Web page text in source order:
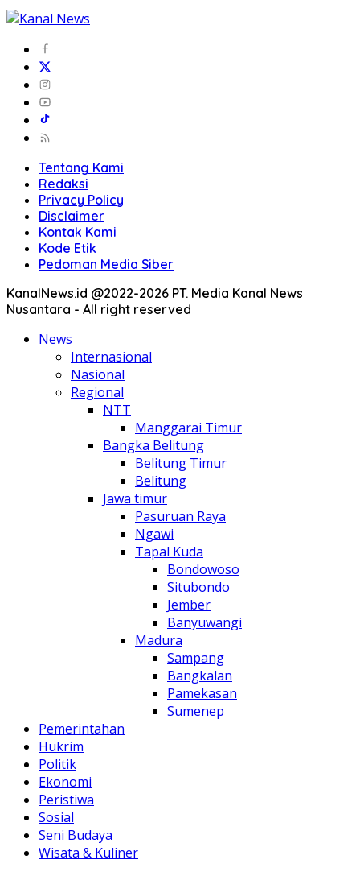
Tentang Kami
Redaksi
Privacy Policy
Disclaimer
Kontak Kami
Kode Etik
Pedoman Media Siber
KanalNews.id @2022-2026 PT. Media Kanal News
Nusantara - All right reserved
News
Internasional
Nasional
Regional
NTT
Manggarai Timur
Bangka Belitung
Belitung Timur
Belitung
Jawa timur
Pasuruan Raya
Ngawi
Tapal Kuda
Bondowoso
Situbondo
Jember
Banyuwangi
Madura
Sampang
Bangkalan
Pamekasan
Sumenep
Pemerintahan
Hukrim
Politik
Ekonomi
Peristiwa
Sosial
Seni Budaya
Wisata & Kuliner